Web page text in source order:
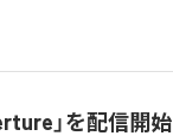
」を配信開始